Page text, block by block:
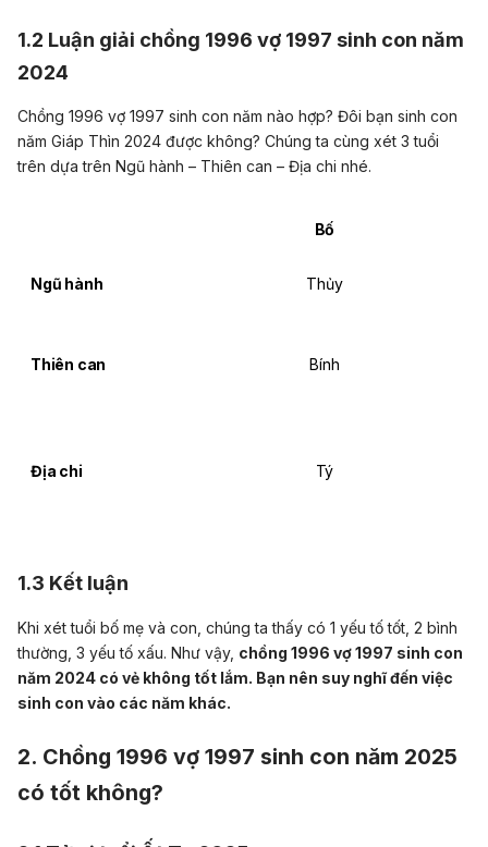
1.2 Luận giải chồng 1996 vợ 1997 sinh con năm
2024
Chồng 1996 vợ 1997 sinh con năm nào hợp? Đôi bạn sinh con
năm Giáp Thìn 2024 được không? Chúng ta cùng xét 3 tuổi
trên dựa trên Ngũ hành – Thiên can – Địa chi nhé.
Bố
Ngũ hành Thủy
Thiên can Bính
Địa chi Tý
1.3 Kết luận
Khi xét tuổi bố mẹ và con, chúng ta thấy có 1 yếu tố tốt, 2 bình
thường, 3 yếu tố xấu. Như vậy, chồng 1996 vợ 1997 sinh con
năm 2024 có vẻ không tốt lắm. Bạn nên suy nghĩ đến việc
sinh con vào các năm khác.
2. Chồng 1996 vợ 1997 sinh con năm 2025
có tốt không?